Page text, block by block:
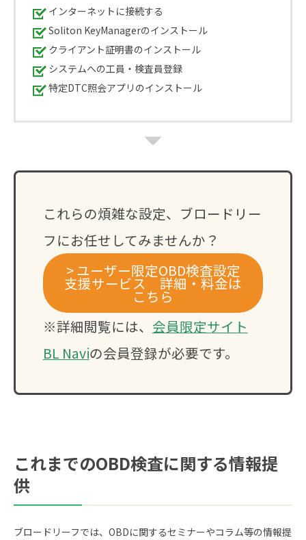
インターネットに接続する
Soliton KeyManagerのインストール
クライアント証明書のインストール
システムへの工員・検査員登録
特定DTC照会アプリのインストール
これらの煩雑な設定、ブロードリー
フにお任せしてみませんか？
> ユーザー限定OBD検査設定
支援サービス 詳細・料金は
こちら
※詳細閲覧には、 会員限定サイト
BL Naviの会員登録が必要です。
これまでのOBD検査に関する情報提
供
ブロードリーフでは、OBDに関するセミナーやコラム等の情報提